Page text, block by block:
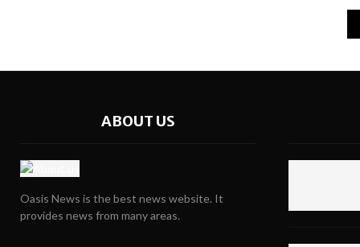
ABOUT US
Oasis News is the best news website. It
provides news from many areas.